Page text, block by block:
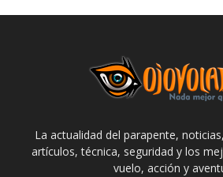
La actualidad del parapente,
artículos, técnica, seguridad y los
vuelo, acción y